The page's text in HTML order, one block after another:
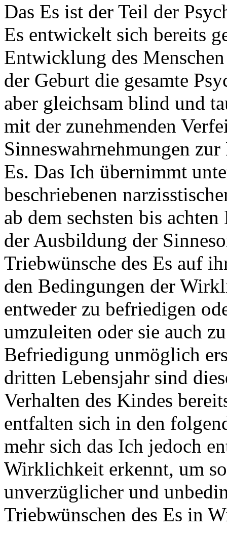
Das Es ist der Teil der
Es entwickelt sich bereits
Entwicklung des
der Geburt die gesamte
aber gleichsam blind und
mit der zunehmenden
Sinneswahrnehmungen
Es. Das Ich übernimmt
beschriebenen
ab dem sechsten bis
der Ausbildung der
Triebwünsche des Es auf
den Bedingungen der
entweder zu befriedigen
umzuleiten oder sie auch
Befriedigung unmöglich
dritten Lebensjahr sind
Verhalten des Kindes
entfalten sich in den
mehr sich das Ich jedoch
Wirklichkeit erkennt, um
unverzüglicher und
Triebwünschen des Es in